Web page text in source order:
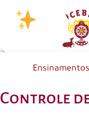
Ensinamentos
Controle